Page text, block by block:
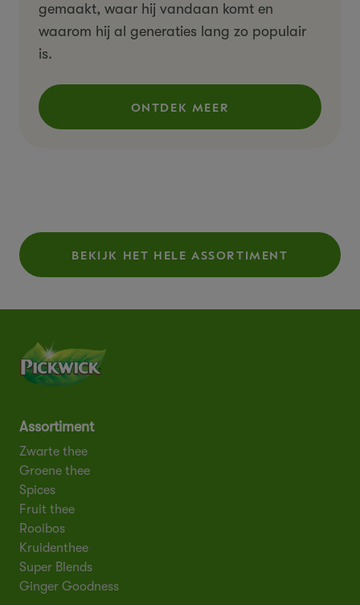
gemaakt, waar hij vandaan komt en
waarom hij al generaties lang zo populair
is.
ONTDEK MEER
(WAT IS ZWARTE THEE?)
BEKIJK HET HELE ASSORTIMENT
Assortiment
Zwarte thee
Groene thee
Spices
Fruit thee
Rooibos
Kruidenthee
Super Blends
Ginger Goodness